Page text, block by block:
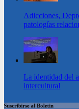
Adicciones,
patologías
La identidad del
intercultural
Suscribirse al Boletin